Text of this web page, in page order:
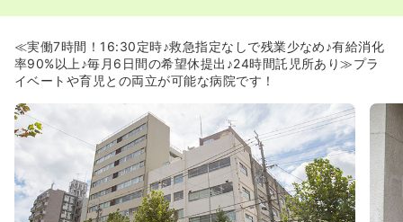
しやすい環境です。
◆勉強会は基本時間内に実施しています。自己学習はイー
ランニングで行えるため、ママさんにも好評です。
≪教育体制充実≫
◆ブランクのある方や経験の浅い方も個々のペースで歩ん
でいただけるようeラーニングやクリニカルラダーなどの
研修制度も充実させ、中途プリセプターも付けてしっかり
とフォローできる体制を整えています。
◆また緩和ケアや皮膚・排泄ケア、在宅の3分野の認定看
護師が在籍しており、スキルアップしたい人にとっても最
≪実働7時間！16:30定時♪救急指定なしで残業少なめ♪有給消化
率90%以上♪毎月6日間の希望休提出♪24時間託児所あり≫プラ
イベートや育児との両立が可能な病院です！